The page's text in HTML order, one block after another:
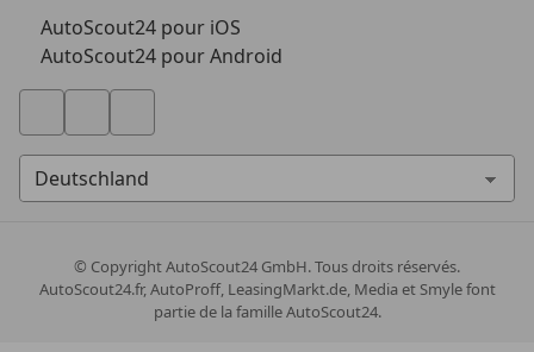
AutoScout24 pour iOS
AutoScout24 pour Android
© CopyrightAutoScout24 GmbH. Tous droits réservés.
AutoScout24.fr, AutoProff, LeasingMarkt.de, Media et Smyle font
partie de la famille AutoScout24.